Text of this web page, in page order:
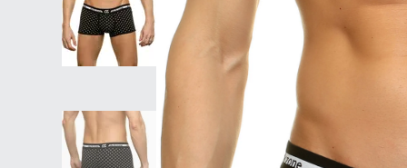
Боксеры и хипсы
Нижнее белье / Трусы /
Джоки
Нижнее белье / Трусы /
Майки
Одежда / Майки